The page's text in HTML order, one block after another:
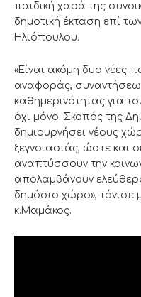
παιδική χαρά της
δημοτική έκταση επί
Ηλιόπουλου.
«Είναι ακόμη δυο νέες
αναφοράς,
καθημερινότητας για
όχι μόνο. Σκοπός της
δημιουργήσει νέους
ξεγνοιασιάς, ώστε και
αναπτύσσουν την
απολαμβάνουν
δημόσιο χώρο», τόνισε
κ.Μαμάκος.